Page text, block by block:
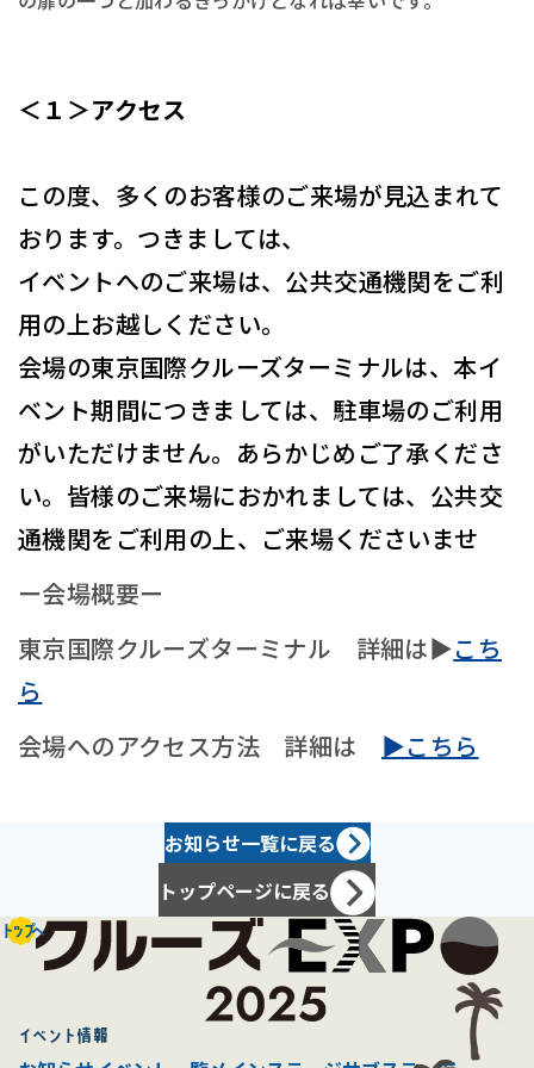
＜１＞アクセス
この度、多くのお客様のご来場が見込まれて
おります。つきましては、
イベントへのご来場は、公共交通機関をご利
用の上お越しください。
会場の東京国際クルーズターミナルは、本イ
ベント期間につきましては、駐車場のご利用
がいただけません。あらかじめご了承くださ
い。皆様のご来場におかれましては、公共交
通機関をご利用の上、ご来場くださいませ
ー会場概要ー
東京国際クルーズターミナル 詳細は▶こち
ら
会場へのアクセス方法 詳細は ▶こちら
お知らせ一覧に戻る
トップページに戻る
トップへ
イベント情報